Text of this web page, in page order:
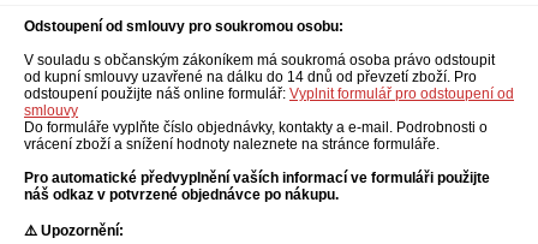
Odstoupení od smlouvy pro soukromou osobu:
V souladu s občanským zákoníkem má soukromá osoba právo odstoupit
od kupní smlouvy uzavřené na dálku do 14 dnů od převzetí zboží. Pro
odstoupení použijte náš online formulář: Vyplnit formulář pro odstoupení od
smlouvy
Do formuláře vyplňte číslo objednávky, kontakty a e-mail. Podrobnosti o
vrácení zboží a snížení hodnoty naleznete na stránce formuláře.
Pro automatické předvyplnění vaších informací ve formuláři použijte
náš odkaz v potvrzené objednávce po nákupu.
⚠️ Upozornění: